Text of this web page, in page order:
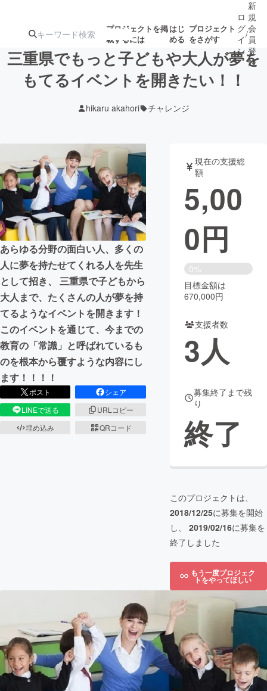
プロジェクトを掲
載するには
はじ
める
プロジェクト
をさがす
ジェクト
ロジェクト
アート・写真 音楽
テクノロジー・ガジェット ゲーム・サ
映像・映画 書籍・雑誌
ビジネス・起業 チャレンジ
まちづくり・地域活性化
CAMPFIRE for Social Good
CAMPFIRE Creation
CAMPFIREふるさと納税machi-ya コミュニティ
ロ
グ
イ
ン
/
新
規
会
員
登
録
三重県でもっと子どもや大人が夢を
もてるイベントを開きたい！！
hikaru akahori チャレンジ
あらゆる分野の面白い人、多くの
人に夢を持たせてくれる人を先生
として招き、 三重県で子どもから
大人まで、たくさんの人が夢を持
てるようなイベントを開きます！
このイベントを通じて、今までの
教育の「常識」と呼ばれているも
のを根本から覆すような内容にし
ます！！！！
ポスト
シェア
LINEで送る
URLコピー
埋め込み
QRコード
現在の支援総
額
5,00
0円
0%
目標金額は
670,000円
支援者数
3人
募集終了まで残
り
終了
このプロジェクトは、
2018/12/25に募集を開始
し、 2019/02/16に募集を
終了しました
もう一度プロジェク
トをやってほしい